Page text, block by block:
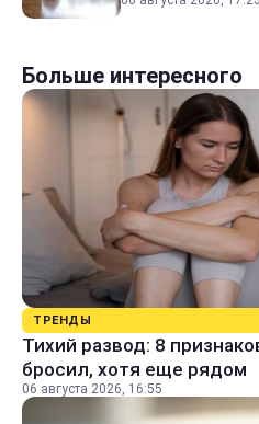
Больше интересного
ТРЕНДЫ
Тихий развод: 8
бросил, хотя еще рядом
06 августа 2026, 16:55